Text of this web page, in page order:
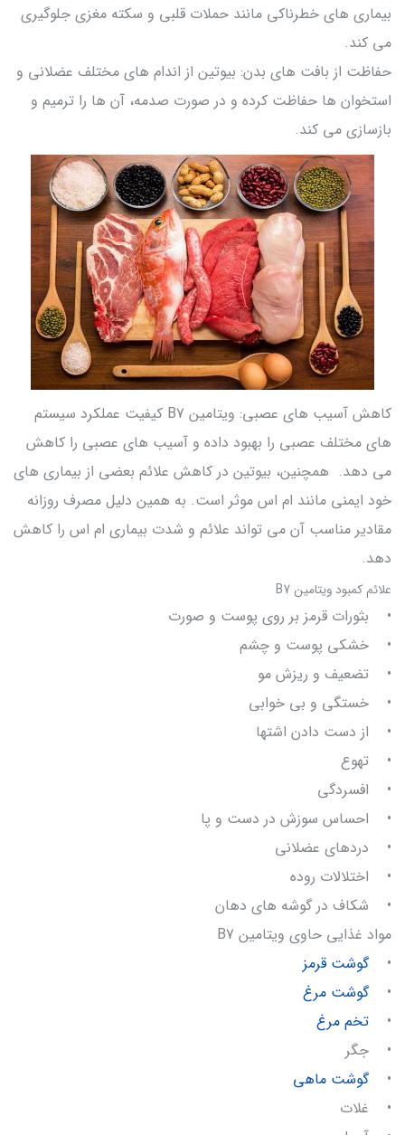
بیماری های خطرناکی مانند حملات قلبی و سکته مغزی جلوگیری
می کند.
حفاظت از بافت های بدن: بیوتین از اندام های مختلف عضلانی و
استخوان ها حفاظت کرده و در صورت صدمه، آن ها را ترمیم و
بازسازی می کند.
کاهش آسیب های عصبی: ویتامین B7 کیفیت عملکرد سیستم
های مختلف عصبی را بهبود داده و آسیب های عصبی را کاهش
می دهد. همچنین، بیوتین در کاهش علائم بعضی از بیماری های
خود ایمنی مانند ام اس موثر است. به همین دلیل مصرف روزانه
مقادیر مناسب آن می تواند علائم و شدت بیماری ام اس را کاهش
دهد.
علائم کمبود ویتامین B7
• بثورات قرمز بر روی پوست و صورت
• خشکی پوست و چشم
• تضعیف و ریزش مو
• خستگی و بی خوابی
• از دست دادن اشتها
• تهوع
• افسردگی
• احساس سوزش در دست و پا
• دردهای عضلانی
• اختلالات روده
• شکاف در گوشه های دهان
مواد غذایی حاوی ویتامین B7
•گوشت قرمز
•گوشت مرغ
• تخم مرغ
• جگر
•گوشت ماهی
• غلات